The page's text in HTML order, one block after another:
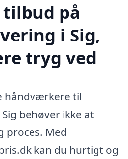
tilbud på
i Sig,
tryg ved
håndværkere til
behøver ikke at
proces. Med
kan du hurtigt og